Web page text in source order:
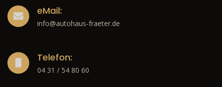
eMail:
info@autohaus-fraeter.de
Telefon:
04 31 / 54 80 60